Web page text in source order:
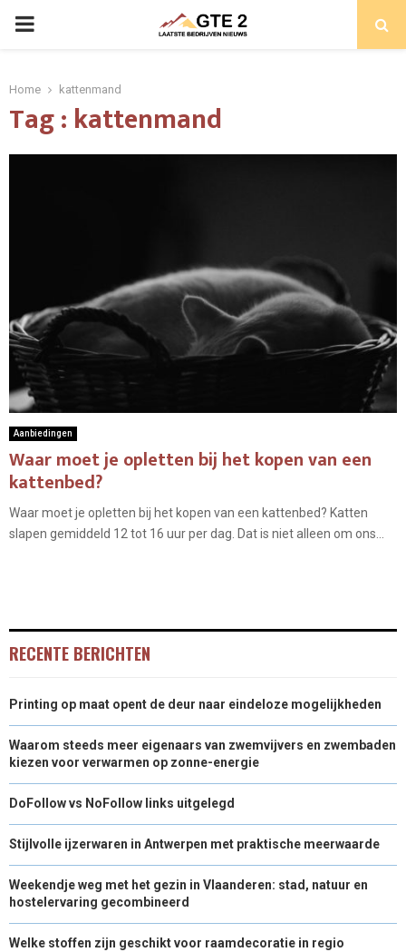
PRIMARY
Home kattenmand
Tag : kattenmand
Aanbiedingen
Waar moet je opletten bij het kopen van een
kattenbed?
Waar moet je opletten bij het kopen van een kattenbed? Katten
slapen gemiddeld 12 tot 16 uur per dag. Dat is niet alleen om ons...
RECENTE BERICHTEN
Printing op maat opent de deur naar eindeloze mogelijkheden
Waarom steeds meer eigenaars van zwemvijvers en zwembaden
kiezen voor verwarmen op zonne-energie
DoFollow vs NoFollow links uitgelegd
Stijlvolle ijzerwaren in Antwerpen met praktische meerwaarde
Weekendje weg met het gezin in Vlaanderen: stad, natuur en
hostelervaring gecombineerd
Welke stoffen zijn geschikt voor raamdecoratie in regio